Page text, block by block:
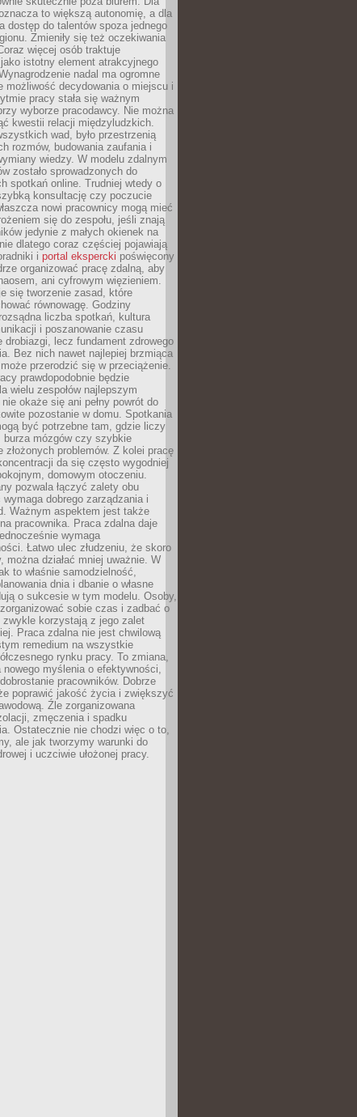
to większą autonomię, a dla
dostęp do talentów spoza jednego
Zmieniły się też oczekiwania
więcej osób traktuje
istotny element atrakcyjnego
nadal ma ogromne
możliwość decydowania o miejscu i
pracy stała się ważnym
wyborze pracodawcy. Nie można
kwestii relacji międzyludzkich.
wad, było przestrzenią
rozmów, budowania zaufania i
wiedzy. W modelu zdalnym
zostało sprowadzonych do
spotkań online. Trudniej wtedy o
konsultację czy poczucie
nowi pracownicy mogą mieć
się do zespołu, jeśli znają
jedynie z małych okienek na
dlatego coraz częściej pojawiają
i portal ekspercki poświęcony
organizować pracę zdalną, aby
ani cyfrowym więzieniem.
się tworzenie zasad, które
równowagę. Godziny
liczba spotkań, kultura
i poszanowanie czasu
drobiazgi, lecz fundament zdrowego
Bez nich nawet najlepiej brzmiąca
przerodzić się w przeciążenie.
prawdopodobnie będzie
wielu zespołów najlepszym
okaże się ani pełny powrót do
pozostanie w domu. Spotkania
być potrzebne tam, gdzie liczy
burza mózgów czy szybkie
złożonych problemów. Z kolei pracę
da się często wygodniej
domowym otoczeniu.
pozwala łączyć zalety obu
dobrego zarządzania i
Ważnym aspektem jest także
pracownika. Praca zdalna daje
wymaga
Łatwo ulec złudzeniu, że skoro
można działać mniej uważnie. W
to właśnie samodzielność,
dnia i dbanie o własne
o sukcesie w tym modelu. Osoby,
sobie czas i zadbać o
zwykle korzystają z jego zalet
Praca zdalna nie jest chwilową
remedium na wszystkie
rynku pracy. To zmiana,
nowego myślenia o efektywności,
pracowników. Dobrze
poprawić jakość życia i zwiększyć
Źle zorganizowana
zmęczenia i spadku
Ostatecznie nie chodzi więc o to,
ale jak tworzymy warunki do
i uczciwie ułożonej pracy.